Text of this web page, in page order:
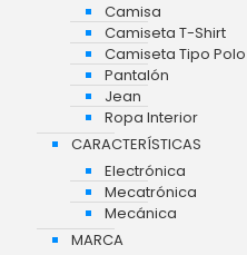
Camisa
Camiseta T-Shirt
Camiseta Tipo Polo
Pantalón
Jean
Ropa Interior
CARACTERÍSTICAS
Electrónica
Mecatrónica
Mecánica
MARCA